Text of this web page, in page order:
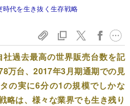
代を生き抜く生存戦略
過去最高の世界販売台数を記
万台、2017年3月期通期での見
の実に6分の1の規模でしかな
略は、様々な業界でも生き残り